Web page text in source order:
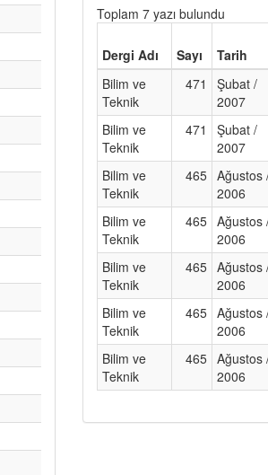
Toplam 7 yazı bulundu
Dergi Adı Sayı Tarih
Bilim ve
Teknik
471
Şubat /
2007
Bilim ve
Teknik
471
Şubat /
2007
Bilim ve
Teknik
465 Ağustos
2006
Bilim ve
Teknik
465 Ağustos
2006
Bilim ve
Teknik
465 Ağustos
2006
Bilim ve
Teknik
465 Ağustos
2006
Bilim ve
Teknik
465 Ağustos
2006